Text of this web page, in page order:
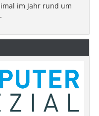
im Jahr rund um